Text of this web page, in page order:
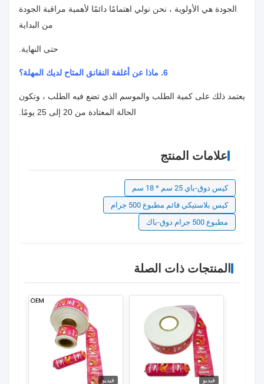
الجودة هي الأولوية ، نحن نولي اهتمامًا دائمًا لأهمية مراقبة الجودة
من البداية
حتى النهاية.
6. ماذا عن أغلفة النقانق المتاح لديك المهلة؟
يعتمد ذلك على كمية الطلب والموسم الذي تضع فيه الطلب ، وتكون
الحالة المعتادة من 20 إلى 25 يومًا.
علامات المنتج
كيس دوق-باي 25 سم * 18 سم
كيس بلاستيكي قائم مطبوع 500 جرام
مطبوع 500 جرام دوق-باك
المنتجات ذات الصلة
فيديو فيديو